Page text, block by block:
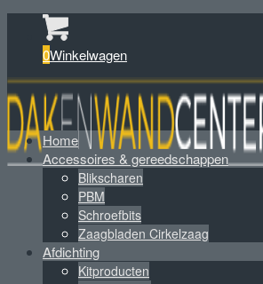
0Winkelwagen
Home
Accessoires & gereedschappen
Blikscharen
PBM
Schroefbits
Zaagbladen Cirkelzaag
Afdichting
Kitproducten